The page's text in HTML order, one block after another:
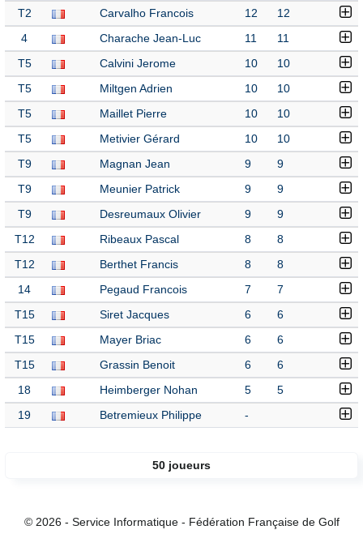
T2 Carvalho Francois 12 12
4 Charache Jean-Luc 11 11
T5 Calvini Jerome 10 10
T5 Miltgen Adrien 10 10
T5 Maillet Pierre 10 10
T5 Metivier Gérard 10 10
T9 Magnan Jean 9 9
T9 Meunier Patrick 9 9
T9 Desreumaux Olivier 9 9
T12 Ribeaux Pascal 8 8
T12 Berthet Francis 8 8
14 Pegaud Francois 7 7
T15 Siret Jacques 6 6
T15 Mayer Briac 6 6
T15 Grassin Benoit 6 6
18 Heimberger Nohan 5 5
19 Betremieux Philippe -
50 joueurs
© 2026 - Service Informatique - Fédération Française de Golf